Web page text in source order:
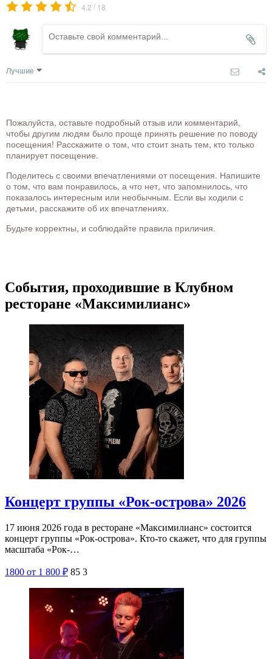
4.2 / 18
Лучшие
Пожалуйста, оставьте подробный отзыв или комментарий,
чтобы другим людям было проще принять решение по поводу
посещения! Расскажите о том, что стоит знать тем, кто только
планирует посещение.
Поделитесь с своими впечатлениями от посещения. Напишите
о том, что вам понравилось, а что нет, что запомнилось, что
показалось интересным или необычным. Если вы ходили с
детьми, расскажите об их впечатлениях.
Будьте корректны, и соблюдайте правила приличия.
События, проходившие в Клубном
ресторане «Максимилианс»
Концерт группы «Рок-острова» 2026
17 июня 2026 года в ресторане «Максимилианс» состоится
концерт группы «Рок-острова». Кто-то скажет, что для группы
масштаба «Рок-…
1800 от 1 800 ₽ 85 3